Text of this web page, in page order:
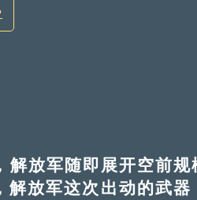
放军随即展开空前规
解放军这次出动的武器